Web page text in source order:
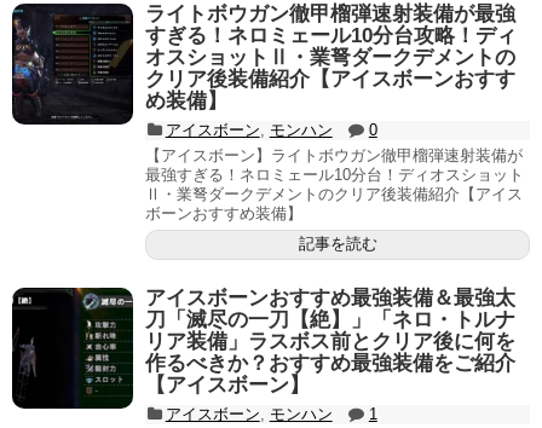
ライトボウガン徹甲榴弾速射装備が最強
すぎる！ネロミェール10分台攻略！ディ
オスショットⅡ・業弩ダークデメントの
クリア後装備紹介【アイスボーンおすす
め装備】
アイスボーン モンハン
0
【アイスボーン】ライトボウガン徹甲榴弾速射装備が
最強すぎる！ネロミェール10分台！ディオスショット
Ⅱ・業弩ダークデメントのクリア後装備紹介【アイス
ボーンおすすめ装備】
記事を読む
アイスボーンおすすめ最強装備＆最強太
刀「滅尽の一刀【絶】」「ネロ・トルナ
リア装備」ラスボス前とクリア後に何を
作るべきか？おすすめ最強装備をご紹介
【アイスボーン】
アイスボーン モンハン
1